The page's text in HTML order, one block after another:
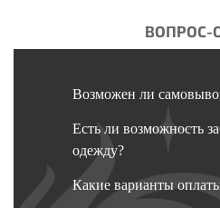
ВОПРОС-
Возможен ли
Есть ли возможность
одежду?
Какие варианты